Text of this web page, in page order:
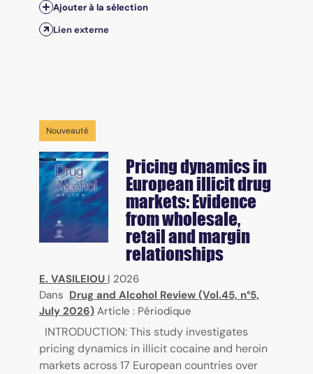
Ajouter à la sélection
Lien externe
Nouveauté
Pricing dynamics in
European illicit drug
markets: Evidence
from wholesale,
retail and margin
relationships
E. VASILEIOU | 2026
Dans Drug and Alcohol Review (Vol.45, n°5,
July 2026) Article : Périodique
INTRODUCTION: This study investigates
pricing dynamics in illicit cocaine and heroin
markets across 17 European countries over